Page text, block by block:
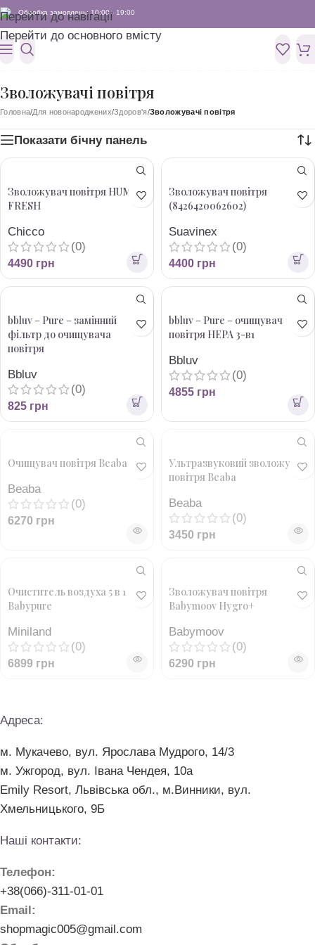
Перейти до навігації
Перейти до основного вмісту
Обробка замовлень: 10:00 - 19:00
Зволожувачі повітря
Головна/Для новонароджених/Здоров'я/Зволожувачі повітря
Показати бічну панель
Зволожувач повітря HUMI
FRESH
Chicco
(0)
4490 грн
Зволожувач повітря
(8426420062602)
Suavinex
(0)
4400 грн
bbluv – Pure – замінний
фільтр до очищувача
повітря
Bbluv
(0)
825 грн
bbluv – Pure – очищувач
повітря HEPA 3-в1
Bbluv
(0)
4855 грн
Очищувач повітря Beaba
Beaba
(0)
6270 грн
Ультразвуковий зволожувач
повітря Beaba
Beaba
(0)
3450 грн
Очиститель воздуха 5 в 1
Babypure
Miniland
(0)
6899 грн
Зволожувач повітря
Babymoov Hygro+
Babymoov
(0)
6290 грн
Адреса:
м. Мукачево, вул. Ярослава Мудрого, 14/3
м. Ужгород, вул. Івана Чендея, 10а
Emily Resort, Львівська обл., м.Винники, вул.
Хмельницького, 9Б
Наші контакти:
Телефон:
+38(066)-311-01-01
Email:
shopmagic005@gmail.com